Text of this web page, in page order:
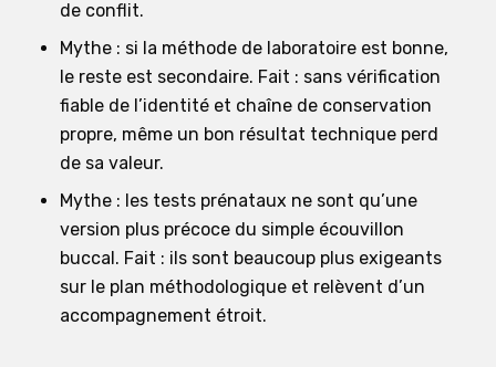
de conflit.
Mythe : si la méthode de laboratoire est bonne,
le reste est secondaire. Fait : sans vérification
fiable de l’identité et chaîne de conservation
propre, même un bon résultat technique perd
de sa valeur.
Mythe : les tests prénataux ne sont qu’une
version plus précoce du simple écouvillon
buccal. Fait : ils sont beaucoup plus exigeants
sur le plan méthodologique et relèvent d’un
accompagnement étroit.